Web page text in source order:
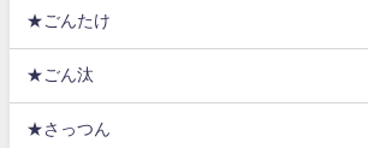
★ごんたけ
★ごん汰
★さっつん